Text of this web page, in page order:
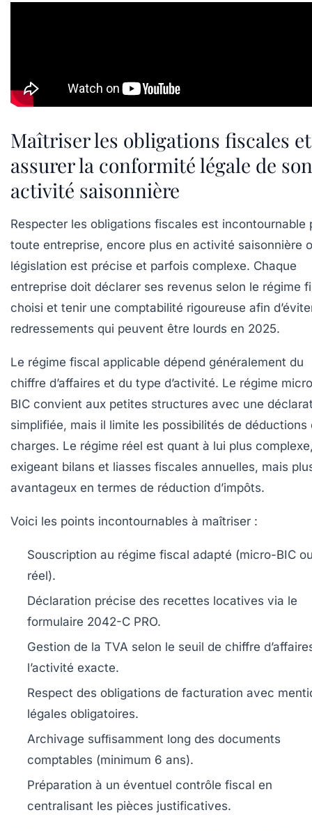
Maîtriser les obligations fiscales et
assurer la conformité légale de son
activité saisonnière
Respecter les obligations fiscales est incontournable
toute entreprise, encore plus en activité saisonnière
législation est précise et parfois complexe. Chaque
entreprise doit déclarer ses revenus selon le régime
choisi et tenir une comptabilité rigoureuse afin
redressements qui peuvent être lourds en 2025.
Le régime fiscal applicable dépend généralement du
chiffre d’affaires et du type d’activité. Le régime
BIC convient aux petites structures avec une
simplifiée, mais il limite les possibilités de déductions
charges. Le régime réel est quant à lui plus
exigeant bilans et liasses fiscales annuelles, mais
avantageux en termes de réduction d’impôts.
Voici les points incontournables à maîtriser :
Souscription au régime fiscal adapté (micro-BIC
réel).
Déclaration précise des recettes locatives via le
formulaire 2042-C PRO.
Gestion de la TVA selon le seuil de chiffre
l’activité exacte.
Respect des obligations de facturation avec
légales obligatoires.
Archivage sufﬁsamment long des documents
comptables (minimum 6 ans).
Préparation à un éventuel contrôle fiscal en
centralisant les pièces justificatives.